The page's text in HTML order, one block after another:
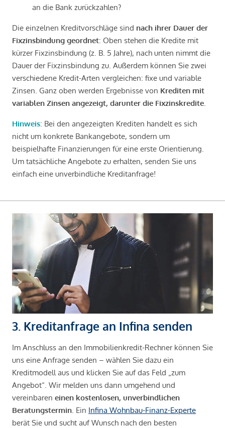
an die Bank zurückzahlen?
Die einzelnen Kreditvorschläge sind nach ihrer Dauer der
Fixzinsbindung geordnet: Oben stehen die Kredite mit
kürzer Fixzinsbindung (z. B. 5 Jahre), nach unten nimmt die
Dauer der Fixzinsbindung zu. Außerdem können Sie zwei
verschiedene Kredit-Arten vergleichen: fixe und variable
Zinsen. Ganz oben werden Ergebnisse von Krediten mit
variablen Zinsen angezeigt, darunter die Fixzinskredite
Hinweis: Bei den angezeigten Krediten handelt es sich
nicht um konkrete Bankangebote, sondern um
beispielhafte Finanzierungen für eine erste Orientierung.
Um tatsächliche Angebote zu erhalten, senden Sie uns
einfach eine unverbindliche Kreditanfrage!
3. Kreditanfrage an Infina senden
Im Anschluss an den Immobilienkredit-Rechner können Sie
uns eine Anfrage senden – wählen Sie dazu ein
Kreditmodell aus und klicken Sie auf das Feld „zum
Angebot“. Wir melden uns dann umgehend und
vereinbaren einen kostenlosen, unverbindlichen
Beratungstermin . Ein Infina Wohnbau-Finanz-Experte
berät Sie und sucht auf Wunsch nach den besten